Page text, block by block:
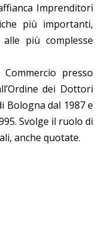
Imprenditori
più importanti,
più complesse
presso
dei Dottori
Bologna dal 1987 e
Svolge il ruolo di
anche quotate.